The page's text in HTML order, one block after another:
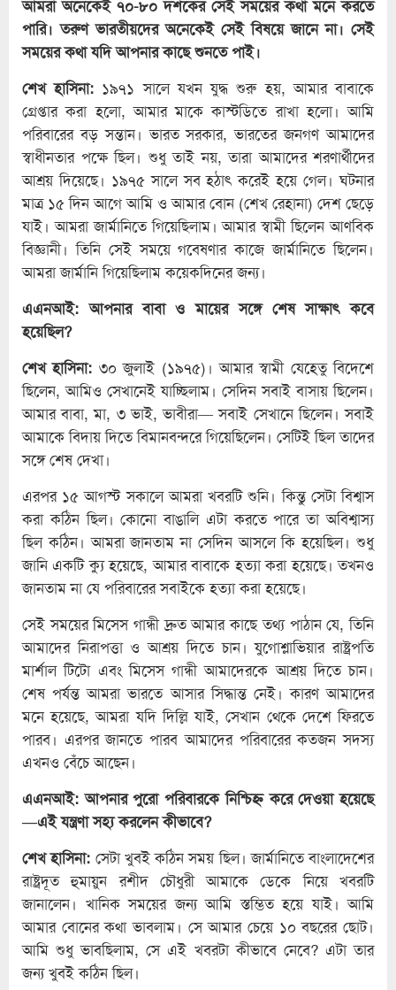
আমরা অনেকেই ৭০-৮০ দশকের সেই সময়ের কথা মনে করতে
পারি। তরুণ ভারতীয়দের অনেকেই সেই বিষয়ে জানে না। সেই
সময়ের কথা যদি আপনার কাছে শুনতে পাই।
শেখ হাসিনা: ১৯৭১ সালে যখন যুদ্ধ শুরু হয়, আমার বাবাকে
গ্রেপ্তার করা হলো, আমার মাকে কাস্টডিতে রাখা হলো। আমি
পরিবারের বড় সন্তান। ভারত সরকার, ভারতের জনগণ আমাদের
স্বাধীনতার পক্ষে ছিল। শুধু তাই নয়, তারা আমাদের শরণার্থীদের
আশ্রয় দিয়েছে। ১৯৭৫ সালে সব হঠাৎ করেই হয়ে গেল। ঘটনার
মাত্র ১৫ দিন আগে আমি ও আমার বোন (শেখ রেহানা) দেশ ছেড়ে
যাই। আমরা জার্মানিতে গিয়েছিলাম। আমার স্বামী ছিলেন আণবিক
বিজ্ঞানী। তিনি সেই সময়ে গবেষণার কাজে জার্মানিতে ছিলেন।
আমরা জার্মানি গিয়েছিলাম কয়েকদিনের জন্য।
এএনআই: আপনার বাবা ও মায়ের সঙ্গে শেষ সাক্ষাৎ কবে
হয়েছিল?
শেখ হাসিনা: ৩০ জুলাই (১৯৭৫)। আমার স্বামী যেহেতু বিদেশে
ছিলেন, আমিও সেখানেই যাচ্ছিলাম। সেদিন সবাই বাসায় ছিলেন।
আমার বাবা, মা, ৩ ভাই, ভাবীরা— সবাই সেখানে ছিলেন। সবাই
আমাকে বিদায় দিতে বিমানবন্দরে গিয়েছিলেন। সেটিই ছিল তাদের
সঙ্গে শেষ দেখা।
এরপর ১৫ আগস্ট সকালে আমরা খবরটি শুনি। কিন্তু সেটা বিশ্বাস
করা কঠিন ছিল। কোনো বাঙালি এটা করতে পারে তা অবিশ্বাস্য
ছিল কঠিন। আমরা জানতাম না সেদিন আসলে কি হয়েছিল। শুধু
জানি একটি ক্যু হয়েছে, আমার বাবাকে হত্যা করা হয়েছে। তখনও
জানতাম না যে পরিবারের সবাইকে হত্যা করা হয়েছে।
সেই সময়ের মিসেস গান্ধী দ্রুত আমার কাছে তথ্য পাঠান যে, তিনি
আমাদের নিরাপত্তা ও আশ্রয় দিতে চান। যুগোশ্লাভিয়ার রাষ্ট্রপতি
মার্শাল টিটো এবং মিসেস গান্ধী আমাদেরকে আশ্রয় দিতে চান।
শেষ পর্যন্ত আমরা ভারতে আসার সিদ্ধান্ত নেই। কারণ আমাদের
মনে হয়েছে, আমরা যদি দিল্লি যাই, সেখান থেকে দেশে ফিরতে
পারব। এরপর জানতে পারব আমাদের পরিবারের কতজন সদস্য
এখনও বেঁচে আছেন।
এএনআই: আপনার পুরো পরিবারকে নিশ্চিহ্ন করে দেওয়া হয়েছে
—এই যন্ত্রণা সহ্য করলেন কীভাবে?
শেখ হাসিনা: সেটা খুবই কঠিন সময় ছিল। জার্মানিতে বাংলাদেশের
রাষ্ট্রদূত হুমায়ুন রশীদ চৌধুরী আমাকে ডেকে নিয়ে খবরটি
জানালেন। খানিক সময়ের জন্য আমি স্তম্ভিত হয়ে যাই। আমি
আমার বোনের কথা ভাবলাম। সে আমার চেয়ে ১০ বছরের ছোট।
আমি শুধু ভাবছিলাম, সে এই খবরটা কীভাবে নেবে? এটা তার
জন্য খুবই কঠিন ছিল।